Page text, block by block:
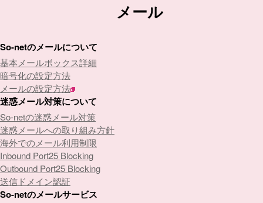
メール
So-netのメールについて
基本メールボックス詳細
暗号化の設定方法
メールの設定方法
迷惑メール対策について
So-netの迷惑メール対策
迷惑メールへの取り組み方針
海外でのメール利用制限
Inbound Port25 Blocking
Outbound Port25 Blocking
送信ドメイン認証
So-netのメールサービス